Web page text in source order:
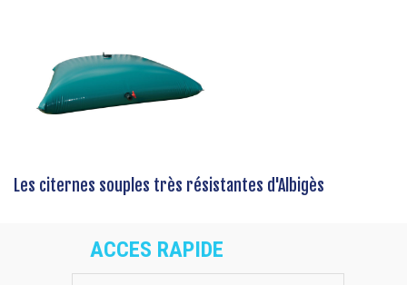
Les citernes souples très résistantes d'Albigès
ACCES RAPIDE